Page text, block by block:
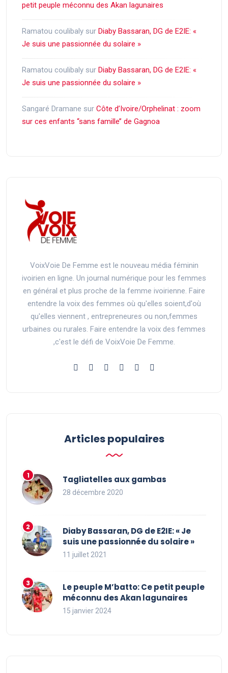
petit peuple méconnu des Akan lagunaires
Ramatou coulibaly sur Diaby Bassaran, DG de E2IE: «
Je suis une passionnée du solaire »
Ramatou coulibaly sur Diaby Bassaran, DG de E2IE: «
Je suis une passionnée du solaire »
Sangaré Dramane sur Côte d’Ivoire/Orphelinat : zoom
sur ces enfants ‘‘sans famille’’ de Gagnoa
VoixVoie De Femme est le nouveau média féminin
ivoirien en ligne. Un journal numérique pour les femmes
en général et plus proche de la femme ivoirienne. Faire
entendre la voix des femmes où qu'elles soient,d'où
qu'elles viennent , entrepreneures ou non,femmes
urbaines ou rurales. Faire entendre la voix des femmes
,c'est le défi de VoixVoie De Femme.
Articles populaires
Tagliatelles aux gambas
28 décembre 2020
Diaby Bassaran, DG de E2IE: « Je
suis une passionnée du solaire »
11 juillet 2021
Le peuple M’batto: Ce petit peuple
méconnu des Akan lagunaires
15 janvier 2024